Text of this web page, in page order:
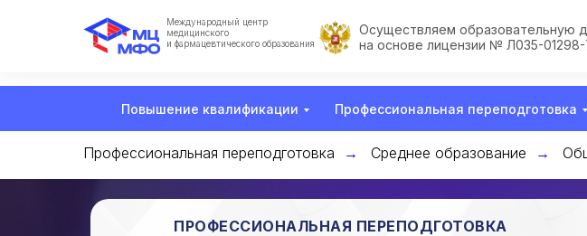
Осуществляем образовательную
на основе лицензии № Л035-
Международный центр
медицинского
и фармацевтического образования
Повышение квалификации Профессиональная переподготовка
Профессиональная переподготовка → Среднее образование →
ПРОФЕССИОНАЛЬНАЯ ПЕРЕПОДГОТОВКА